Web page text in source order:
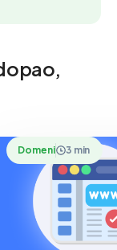
Domeni 3 min